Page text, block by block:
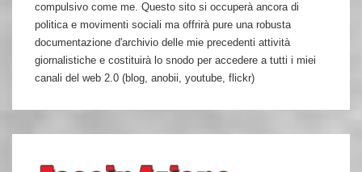
compulsivo come me. Questo sito si occuperà ancora di
politica e movimenti sociali ma offrirà pure una robusta
documentazione d'archivio delle mie precedenti attività
giornalistiche e costituirà lo snodo per accedere a tutti i miei
canali del web 2.0 (blog, anobii, youtube, flickr)